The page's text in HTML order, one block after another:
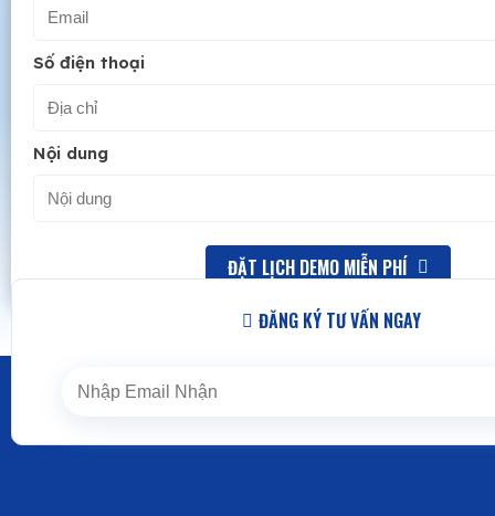
Số điện thoại
Nội dung
ĐẶT LỊCH DEMO MIỄN PHÍ
ĐĂNG KÝ TƯ VẤN NGAY